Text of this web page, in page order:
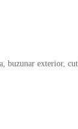
buzunar exterior,